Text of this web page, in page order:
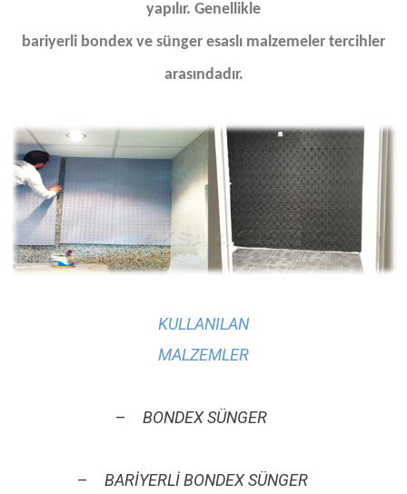
yapılır. Genellikle
bariyerli bondex ve sünger esaslı malzemeler tercihler
arasındadır.
KULLANILAN
MALZEMLER
– BONDEX SÜNGER
– BARİYERLİ BONDEX SÜNGER